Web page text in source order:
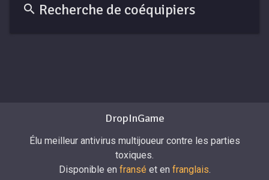
Recherche de coéquipiers
DropInGame
Élu meilleur antivirus multijoueur contre les parties
toxiques.
Disponible en fransé et en franglais.